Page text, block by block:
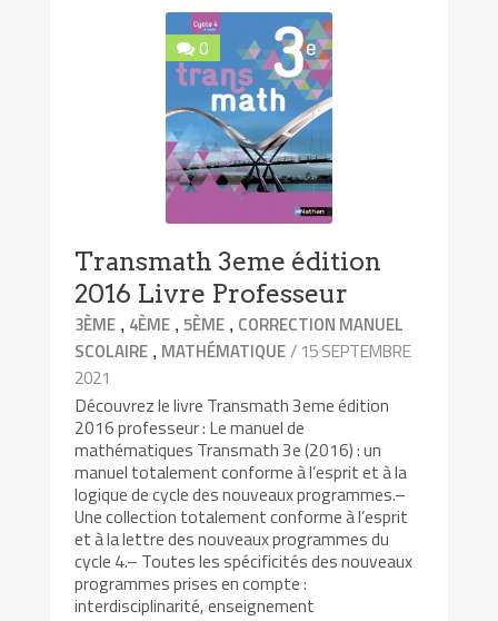
0
Transmath 3eme édition
2016 Livre Professeur
3ÈME , 4ÈME ,5ÈME , CORRECTION MANUEL
SCOLAIRE , MATHÉMATIQUE/ 15 SEPTEMBRE
2021
Découvrez le livre Transmath 3eme édition
2016 professeur : Le manuel de
mathématiques Transmath 3e (2016) : un
manuel totalement conforme à l’esprit et à la
logique de cycle des nouveaux programmes.–
Une collection totalement conforme à l’esprit
et à la lettre des nouveaux programmes du
cycle 4.– Toutes les spécificités des nouveaux
programmes prises en compte :
interdisciplinarité, enseignement